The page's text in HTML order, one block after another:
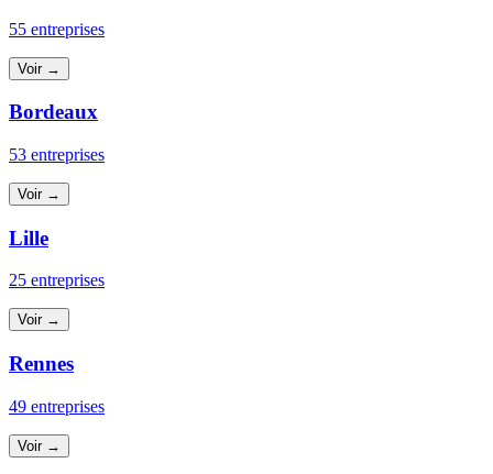
55 entreprises
Voir →
Bordeaux
53 entreprises
Voir →
Lille
25 entreprises
Voir →
Rennes
49 entreprises
Voir →